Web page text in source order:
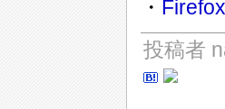
・
投稿者